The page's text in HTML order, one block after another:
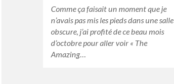
Comme ça faisait un moment que je
n’avais pas mis les pieds dans une salle
obscure, j’ai profité de ce beau mois
d’octobre pour aller voir « The
Amazing…